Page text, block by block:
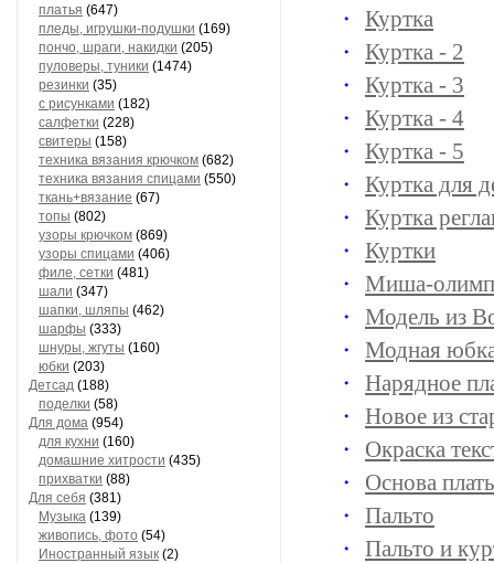
платья (647)
пледы, игрушки-подушки (169)
пончо, шраги, накидки (205)
пуловеры, туники (1474)
резинки (35)
с рисунками (182)
салфетки (228)
свитеры (158)
техника вязания крючком (682)
техника вязания спицами (550)
ткань+вязание (67)
топы (802)
узоры крючком (869)
узоры спицами (406)
филе, сетки (481)
шали (347)
шапки, шляпы (462)
шарфы (333)
шнуры, жгуты (160)
юбки (203)
Детсад (188)
поделки (58)
Для дома (954)
для кухни (160)
домашние хитрости (435)
прихватки (88)
Для себя (381)
Музыка (139)
живопись, фото (54)
Иностранный язык (2)
Куртка
Куртка - 2
Куртка - 3
Куртка - 4
Куртка - 5
Куртка для
Куртка
Куртки
Миша-
Модель из
Модная
Нарядное
Новое из
Окраска
Основа
Пальто
Пальто и